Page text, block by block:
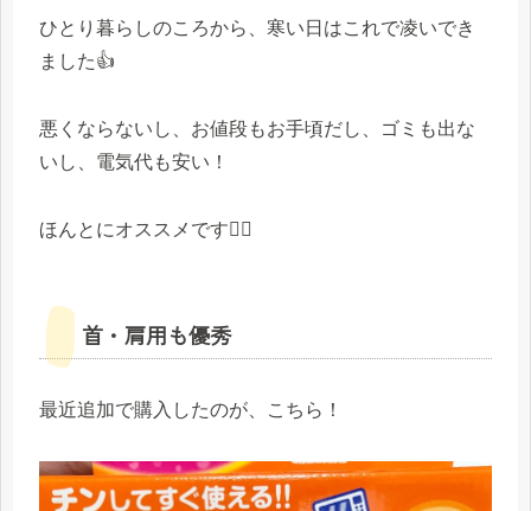
ひとり暮らしのころから、寒い日はこれで凌いでき
ました👍
悪くならないし、お値段もお手頃だし、ゴミも出な
いし、電気代も安い！
ほんとにオススメです🙆‍♀️
首・肩用も優秀
最近追加で購入したのが、こちら！